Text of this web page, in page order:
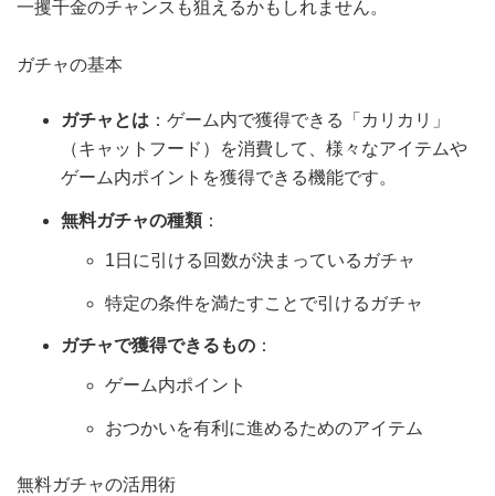
一攫千金のチャンスも狙えるかもしれません。
ガチャの基本
ガチャとは ：ゲーム内で獲得できる「カリカリ」
（キャットフード）を消費して、様々なアイテムや
ゲーム内ポイントを獲得できる機能です。
無料ガチャの種類：
1日に引ける回数が決まっているガチャ
特定の条件を満たすことで引けるガチャ
ガチャで獲得できるもの ：
ゲーム内ポイント
おつかいを有利に進めるためのアイテム
無料ガチャの活用術